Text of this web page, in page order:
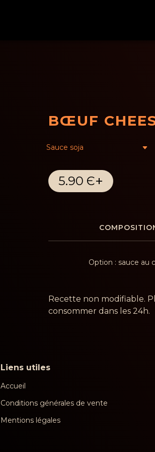
BŒUF
5.90 Є+
Option : sauce au
Recette non modifiable.
consommer dans les 24h.
Liens utiles
Accueil
Conditions générales de vente
Mentions légales